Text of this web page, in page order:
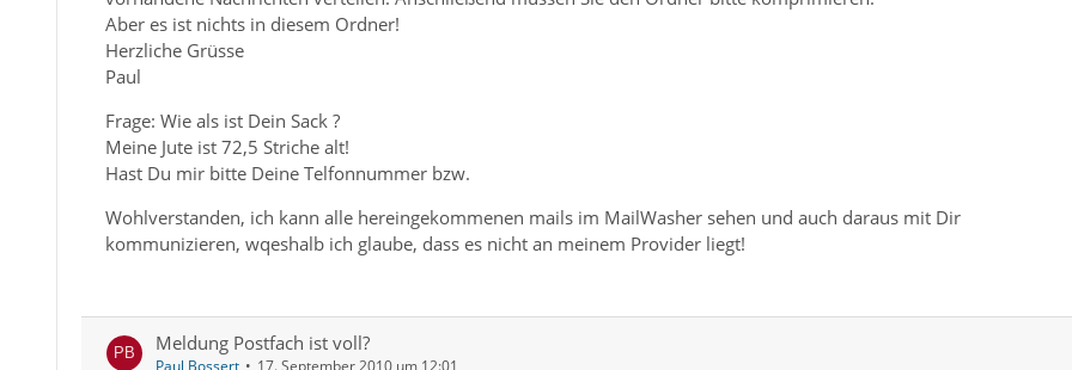
Aber es ist nichts in diesem Ordner!
Herzliche Grüsse
Paul
Frage: Wie als ist Dein Sack ?
Meine Jute ist 72,5 Striche alt!
Hast Du mir bitte Deine Telfonnummer bzw.
Wohlverstanden, ich kann alle hereingekommenen mails im MailWasher sehen und auch daraus mit Dir
kommunizieren, wqeshalb ich glaube, dass es nicht an meinem Provider liegt!
Meldung Postfach ist voll?
Paul Bossert 17. September 2010 um 12:01